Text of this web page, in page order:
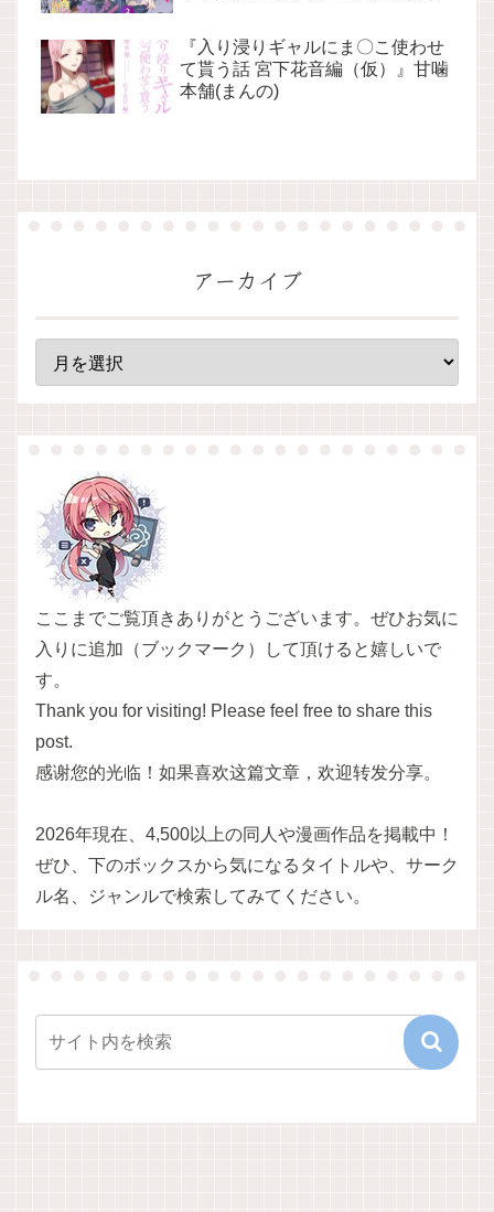
『入り浸りギャルにま〇こ使わせ
て貰う話 宮下花音編（仮）』甘噛
本舗(まんの)
アーカイブ
ここまでご覧頂きありがとうございます。ぜひお気に
入りに追加（ブックマーク）して頂けると嬉しいで
す。
Thank you for visiting! Please feel free to share this
post.
感谢您的光临！如果喜欢这篇文章，欢迎转发分享。
2026年現在、4,500以上の同人や漫画作品を掲載中！
ぜひ、下のボックスから気になるタイトルや、サーク
ル名、ジャンルで検索してみてください。